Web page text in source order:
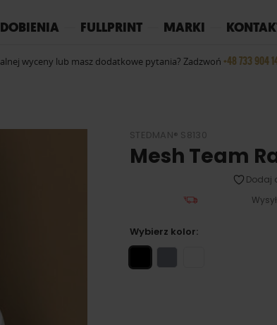
FULLPRINT MARKI
wyceny lub masz dodatkowe pytania? Zadzwoń +48 733 904
STEDMAN® S8130
Mesh Team
Dodaj
Wybierz kolor: